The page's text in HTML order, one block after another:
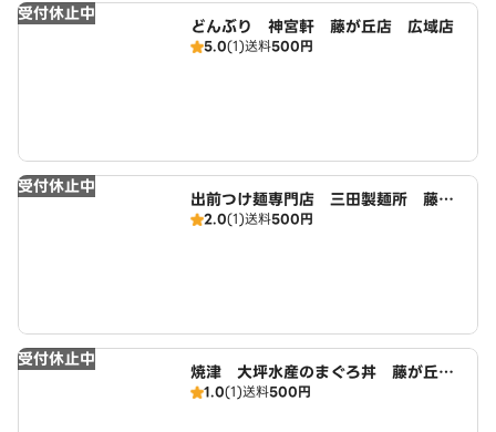
受付休止中
どんぶり 神宮軒 藤が丘店 広域店
5.0(1)送料500円
受付休止中
出前つけ麺専門店 三田製麺所 藤が
丘店 広域店
2.0(1)送料500円
受付休止中
焼津 大坪水産のまぐろ丼 藤が丘
店 広域店
1.0(1)送料500円